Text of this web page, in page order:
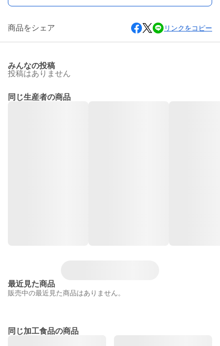
商品をシェア リンクをコピー
みんなの投稿
投稿はありません
同じ生産者の商品
最近見た商品
販売中の最近見た商品はありません。
同じ加工食品の商品